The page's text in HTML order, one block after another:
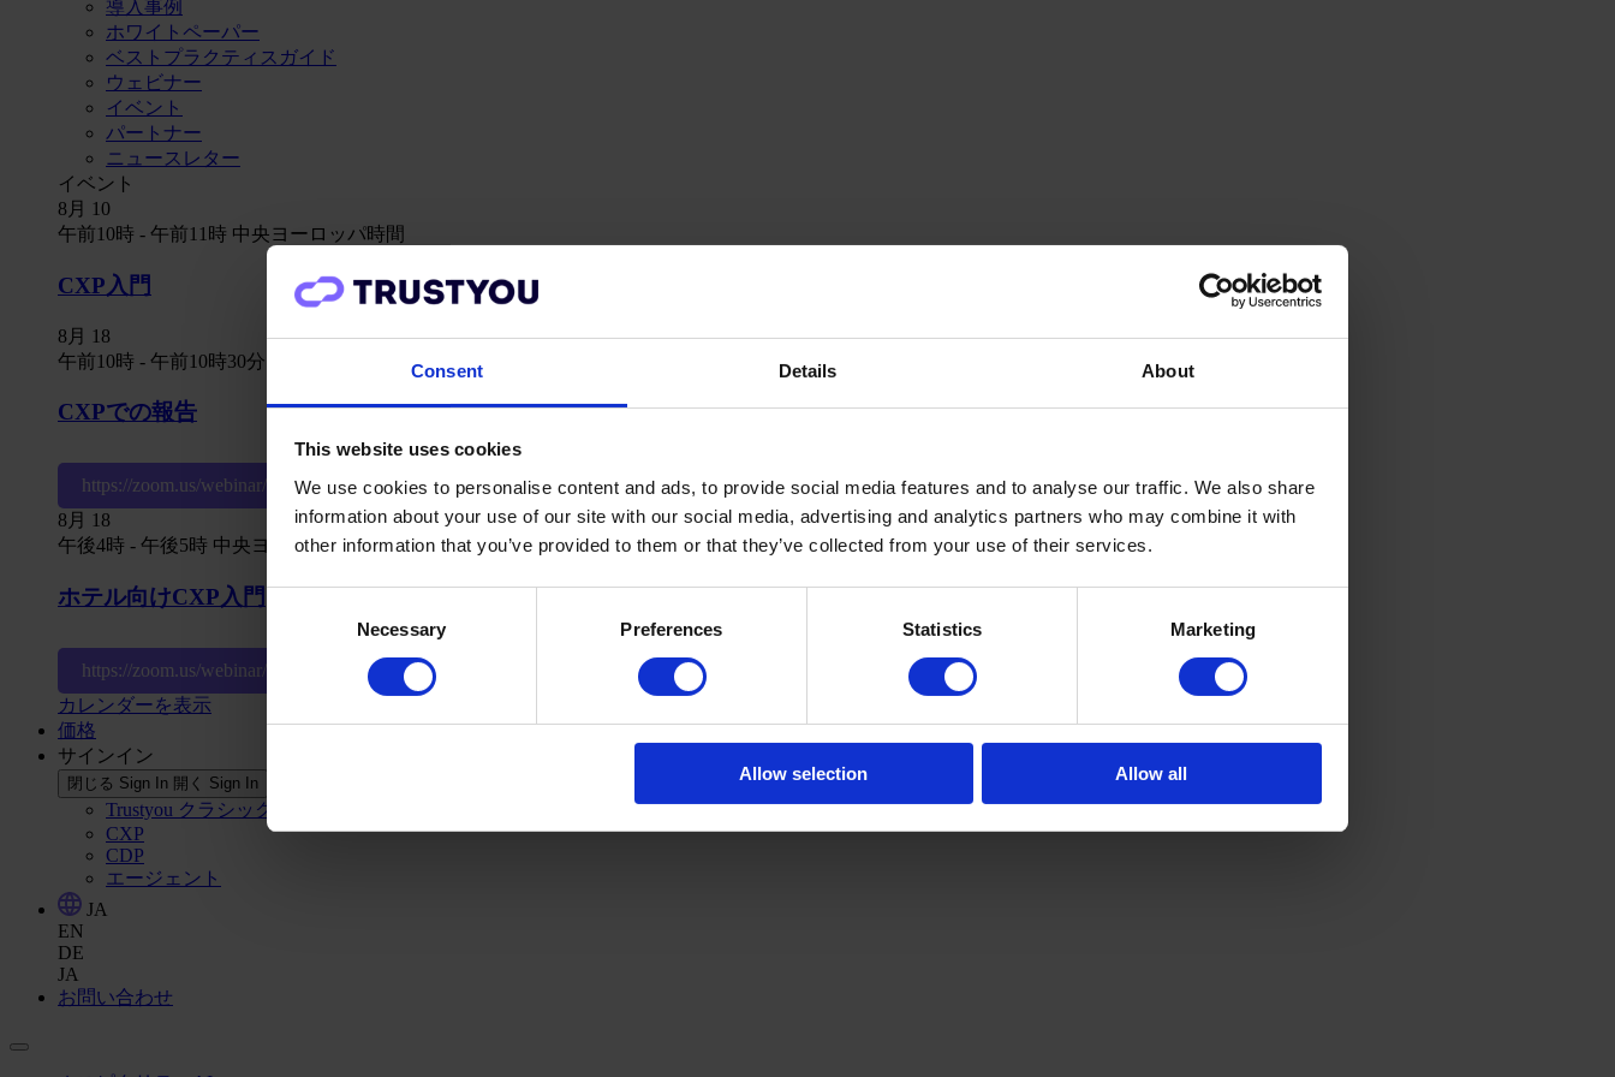
Consent Details About
This website uses cookies
We use cookies to personalise content and ads, to provide social media features and to analyse our traffic. We also share
information about your use of our site with our social media, advertising and analytics partners who may combine it with
other information that you’ve provided to them or that they’ve collected from your use of their services.
Necessary Preferences Statistics Marketing
Allow selection Allow all
導入事例
ホワイトペーパー
ベストプラクティスガイド
ウェビナー
イベント
パートナー
ニュースレター
イベント
8月
10
午前10時 - 午前11時 中央ヨーロッパ時間
CXP入門
8月
18
午前10時 - 午前10時30分
CXPでの報告
https://zoom.us/webinar/register/WN_sWx0rKnNTVemmp6Qa_2Obw
8月
18
午後4時 - 午後5時 中央ヨーロッパ時間
ホテル向けCXP入門
https://zoom.us/webinar/register/WN_0ld_afR1SJ6cBytzWsi0WA
カレンダーを表示
価格
サインイン
閉じる Sign In 開く Sign In
Trustyou クラシック
CXP
CDP
エージェント
JA
EN
DE
JA
お問い合わせ